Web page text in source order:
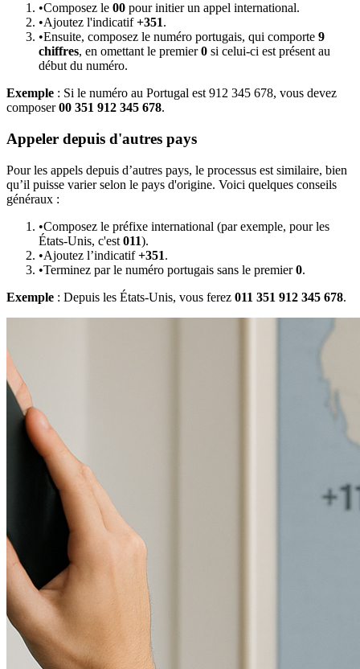
•Composez le 00 pour initier un appel international.
•Ajoutez l'indicatif+351.
•Ensuite, composez le numéro portugais, qui comporte 9
chiffres, en omettant le premier0 si celui-ci est présent au
début du numéro.
Exemple : Si le numéro au Portugal est 912 345 678, vous devez
composer00 351 912 345 678.
Appeler depuis d'autres pays
Pour les appels depuis d’autres pays, le processus est similaire, bien
qu’il puisse varier selon le pays d'origine. Voici quelques conseils
généraux :
•Composez le préfixe international (par exemple, pour les
États-Unis, c'est 011).
•Ajoutez l’indicatif+351.
•Terminez par le numéro portugais sans le premier0.
Exemple : Depuis les États-Unis, vous ferez 011 351 912 345 678.